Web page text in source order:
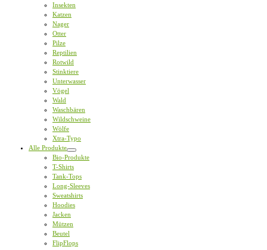
Insekten
Katzen
Nager
Otter
Pilze
Reptilien
Rotwild
Stinktiere
Unterwasser
Vögel
Wald
Waschbären
Wildschweine
Wölfe
Xtra-Typo
Alle Produkte
Bio-Produkte
T-Shirts
Tank-Tops
Long-Sleeves
Sweatshirts
Hoodies
Jacken
Mützen
Beutel
FlipFlops